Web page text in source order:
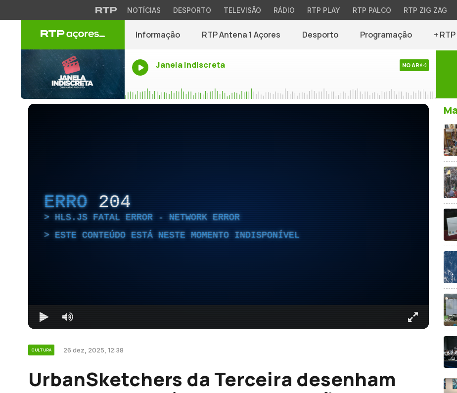
NOTÍCIAS DESPORTO TELEVISÃO RÁDIO RTP PLAY RTP PALCO RTP ZIG ZAG
Informação RTP Antena 1 Açores Desporto Programação +
Janela Indiscreta NO AR
ERRO 204
HLS.JS FATAL ERROR - NETWORK ERROR
ESTE CONTEÚDO ESTÁ NESTE MOMENTO INDISPONÍVEL
CULTURA 26 dez, 2025, 12:38
UrbanSketchers da Terceira desenham